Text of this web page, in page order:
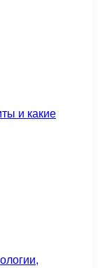
и какие